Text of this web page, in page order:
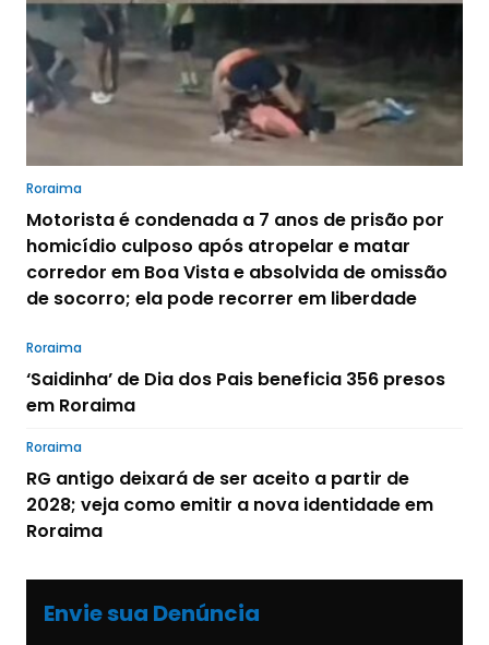
Roraima
Motorista é condenada a 7 anos de prisão por
homicídio culposo após atropelar e matar
corredor em Boa Vista e absolvida de omissão
de socorro; ela pode recorrer em liberdade
Roraima
‘Saidinha’ de Dia dos Pais beneficia 356 presos
em Roraima
Roraima
RG antigo deixará de ser aceito a partir de
2028; veja como emitir a nova identidade em
Roraima
Envie sua Denúncia